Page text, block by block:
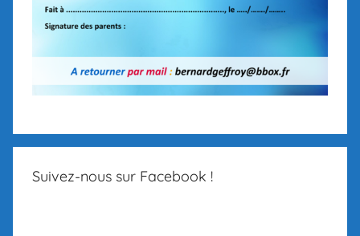
Suivez-nous sur Facebook !